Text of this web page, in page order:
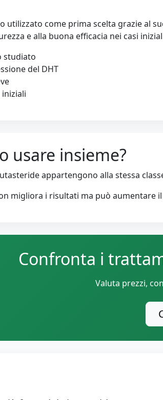
utilizzato come prima scelta grazie al
e alla buona efficacia nei casi
studiato
del DHT
usare insieme?
appartengono alla stessa
migliora i risultati ma può aumentare
Confronta i
Valuta prezzi,